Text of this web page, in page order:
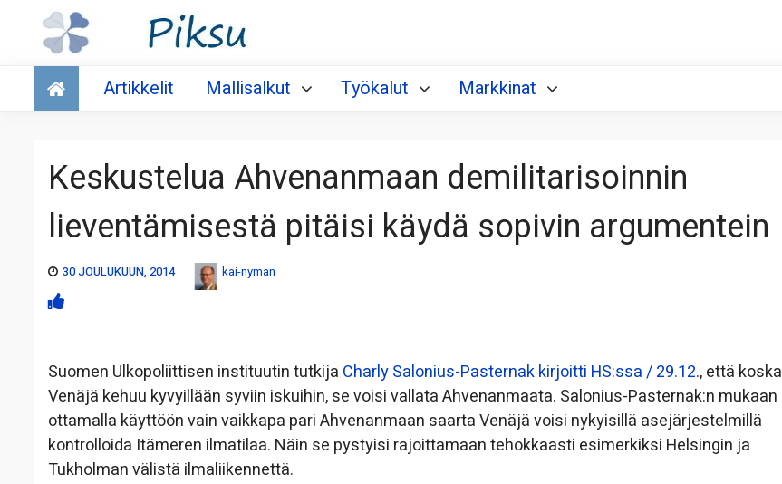
Talous
Artikkelit Mallisalkut Työkalut Markkinat
Keskustelua Ahvenanmaan demilitarisoinnin
lieventämisestä pitäisi käydä sopivin argumentein
30 JOULUKUUN, 2014 kai-nyman
Suomen Ulkopoliittisen instituutin tutkija Charly Salonius-Pasternak kirjoitti HS:ssa / 29.12., että koska
Venäjä kehuu kyvyillään syviin iskuihin, se voisi vallata Ahvenanmaata. Salonius-Pasternak:n mukaan
ottamalla käyttöön vain vaikkapa pari Ahvenanmaan saarta Venäjä voisi nykyisillä asejärjestelmillä
kontrolloida Itämeren ilmatilaa. Näin se pystyisi rajoittamaan tehokkaasti esimerkiksi Helsingin ja
Tukholman välistä ilmaliikennettä.